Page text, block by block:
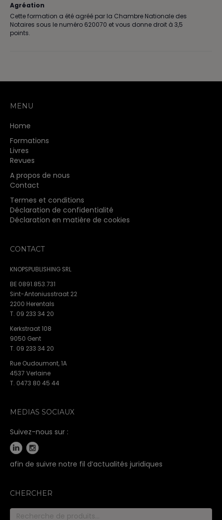
Agréation
Cette formation a été agréé par la Chambre Nationale des
Notaires sous le numéro 620070 et vous donne droit à 3,5
points.
MENU
Home
Formations
Livres
Revues
A propos de nous
Contact
Termes et conditions
Déclaration de confidentialité
Déclaration en matière de cookies
CONTACT
KNOPSPUBLISHING SRL
BE 0891.853.731
Sint-Antoniusstraat 22
2200 Herentals
T. 09 233 34 20
Kerkstraat 108
9050 Gent
T. 09 233 34 20
Rue Oudoumont, 1A
4537 Verlaine
T. 0473 80 45 44
MEDIAS SOCIAUX
Suivez-nous sur :
afin de suivre notre fil d’actualités juridiques
CHERCHER
Recherche